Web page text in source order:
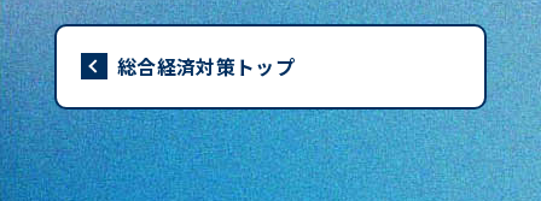
イト
スポーツ庁HP：第20回アジア競技大会
技大会（2026/愛知・名古屋）
文化庁HP：令和7年度 補正予算関係資料
減するため、骨太方針2025に盛り込まれた社会
厚生労働省HP：がん検診
厚生労働省HP：がん対策推進基本計画
することについて、令和8年度税制改正で検討
し、結論を得ます。
人口減少、少子高齢化等の課題を克服し、地方
の活性化につなげるため、規制改革推進会議等
での議論も通じ、必要となる規制・制度改革に
スピード感をもって絶え間なく取り組みます。
総合経済対策トップ